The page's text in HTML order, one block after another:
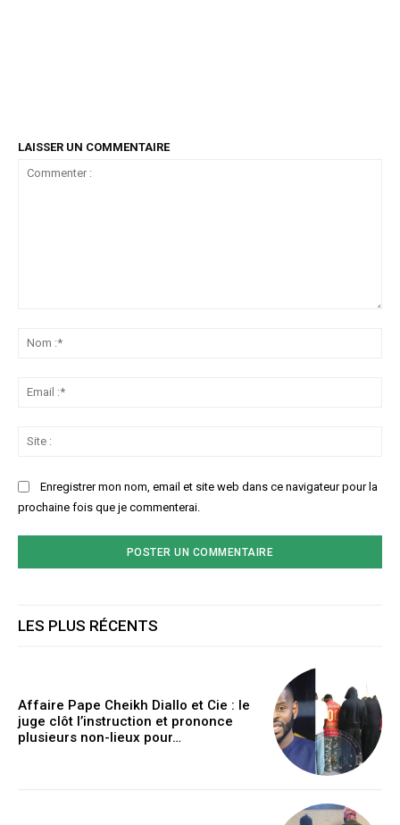
LAISSER UN COMMENTAIRE
Enregistrer mon nom, email et site web dans ce navigateur pour la
prochaine fois que je commenterai.
LES PLUS RÉCENTS
Affaire Pape Cheikh Diallo et Cie : le
juge clôt l’instruction et prononce
plusieurs non-lieux pour…